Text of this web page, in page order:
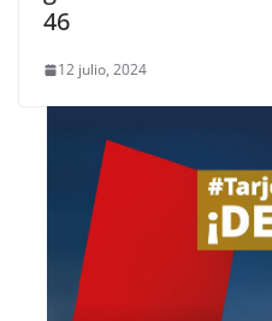
46
12 julio, 2024